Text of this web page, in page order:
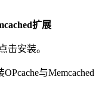
扩展
击安装。
与Memcached